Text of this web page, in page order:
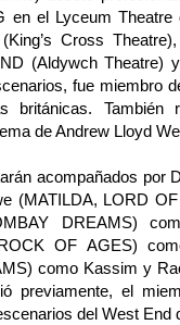
en el Lyceum
Cross
(Aldywch Theatre)
fue miembro
británicas. También
de Andrew Lloyd
acompañados por
(MATILDA, LORD
DREAMS)
OF AGES)
como Kassim y
previamente, el
del West End